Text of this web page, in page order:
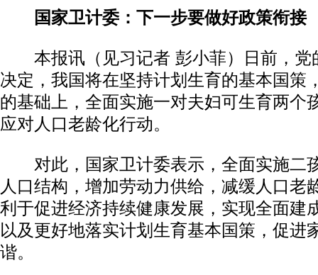
国家卫计委：下一步要做好政策衔接
本报讯（见习记者 彭小菲）日前，党
决定，我国将在坚持计划生育的基本国策
的基础上，全面实施一对夫妇可生育两个
应对人口老龄化行动。
对此，国家卫计委表示，全面实施二
人口结构，增加劳动力供给，减缓人口老
利于促进经济持续健康发展，实现全面建
以及更好地落实计划生育基本国策，促进
谐。